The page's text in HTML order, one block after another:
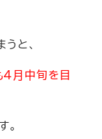
と、
月中旬を目
。